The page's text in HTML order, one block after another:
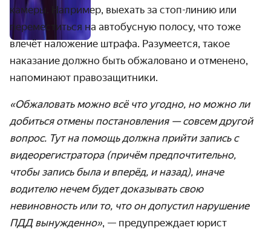
камеры. Например, выехать за стоп-линию или
переместиться на автобусную полосу, что тоже
влечёт наложение штрафа. Разумеется, такое
наказание должно быть обжаловано и отменено,
напоминают правозащитники.
«Обжаловать можно всё что угодно, но можно ли
добиться отмены постановления — совсем другой
вопрос. Тут на помощь должна прийти запись с
видеорегистратора (причём предпочтительно,
чтобы запись была и вперёд, и назад), иначе
водителю нечем будет доказывать свою
невиновность или то, что он допустил нарушение
ПДД вынужденно», — предупреждает юрист